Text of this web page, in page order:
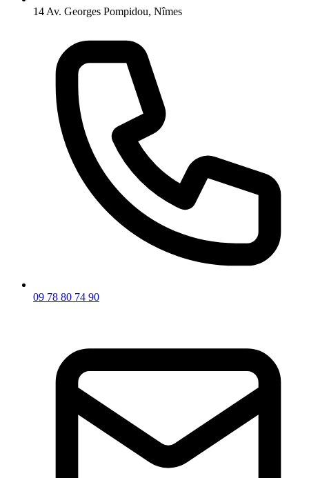
14 Av. Georges Pompidou, Nîmes
09 78 80 74 90